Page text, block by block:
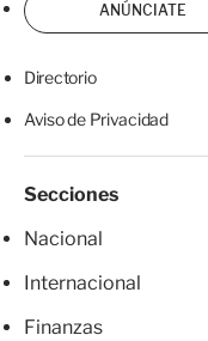
ANÚNCIATE
Directorio
Aviso de Privacidad
Secciones
Nacional
Internacional
Finanzas